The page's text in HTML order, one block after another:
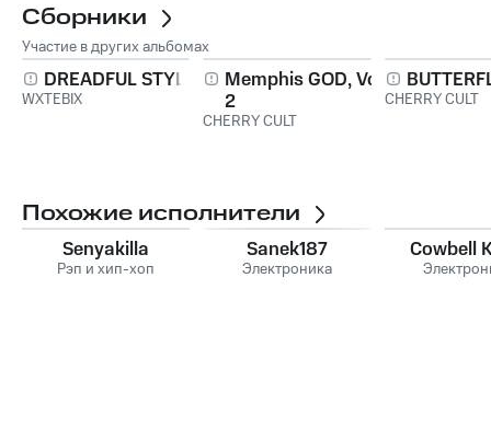
Сборники
Участие в других альбомах
DREADFUL STYLE
WXTEBIX
Memphis GOD, Vol.
2
CHERRY CULT
CHERRY CULT
Похожие исполнители
Senyakilla
Рэп и хип-хоп
Sanek187
Электроника
Cowbell